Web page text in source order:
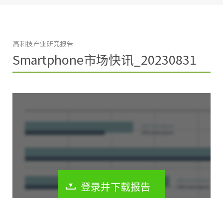
Smartphone市场快讯_20230831
高科技产业研究报告
登录并下载报告